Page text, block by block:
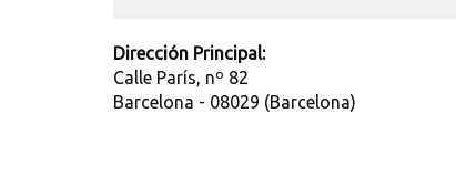
Dirección Principal:
Calle París, nº 82
Barcelona - 08029 (Barcelona)